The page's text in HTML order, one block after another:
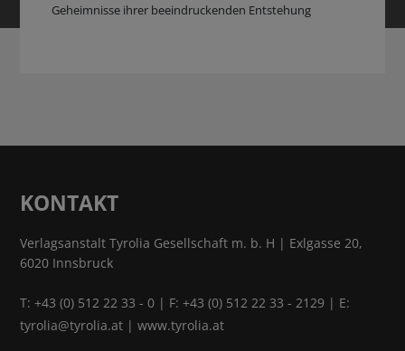
Geheimnisse ihrer beeindruckenden Entstehung
KONTAKT
Verlagsanstalt Tyrolia Gesellschaft m. b. H | Exlgasse 20,
6020 Innsbruck
T:+43 (0) 512 22 33 - 0 | F: +43 (0) 512 22 33 - 2129 | E:
tyrolia@tyrolia.at |www.tyrolia.at